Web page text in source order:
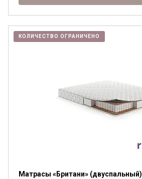
КОЛИЧЕСТВО ОГРАНИЧЕНО
Матрасы «Британи» (двуспальный)